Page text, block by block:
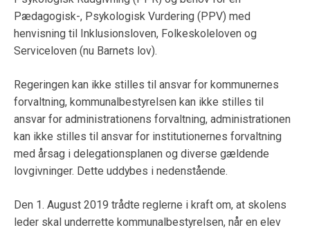
Pædagogisk-, Psykologisk Vurdering (PPV) med
henvisning til Inklusionsloven, Folkeskoleloven og
Serviceloven (nu Barnets lov).
Regeringen kan ikke stilles til ansvar for kommunernes
forvaltning, kommunalbestyrelsen kan ikke stilles til
ansvar for administrationens forvaltning, administrationen
kan ikke stilles til ansvar for institutionernes forvaltning
med årsag i delegationsplanen og diverse gældende
lovgivninger. Dette uddybes i nedenstående.
Den 1. August 2019 trådte reglerne i kraft om, at skolens
leder skal underrette kommunalbestyrelsen, når en elev